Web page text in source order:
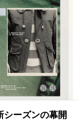
シーズンの幕開